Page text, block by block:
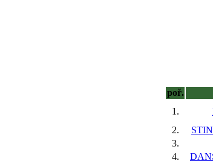
poř.
1.
2.
3.
4.